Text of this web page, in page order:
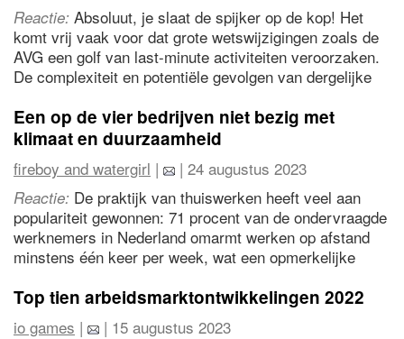
Reactie: Absoluut, je slaat de spijker op de kop! Het
komt vrij vaak voor dat grote wetswijzigingen zoals de
AVG een golf van last-minute activiteiten veroorzaken.
De complexiteit en potentiële gevolgen van dergelijke
totdat de deadline opdoemt. Het is een goede
herinnering dat proactief en op de hoogte blijven van
een soepelere overgang kan zorgen. Laten we hopen
dat naarmate er meer regels in het spel komen, we
allemaal kunnen leren voorop te blijven lopen en de
last-minute-rush te vermijden.
Een op de vier bedrijven niet bezig met
klimaat en duurzaamheid
fireboy and watergirl | | 24 augustus 2023
Reactie: De praktijk van thuiswerken heeft veel aan
populariteit gewonnen: 71 procent van de ondervraagde
werknemers in Nederland omarmt werken op afstand
minstens één keer per week, wat een opmerkelijke
Top tien arbeidsmarktontwikkelingen 2022
io games | | 15 augustus 2023